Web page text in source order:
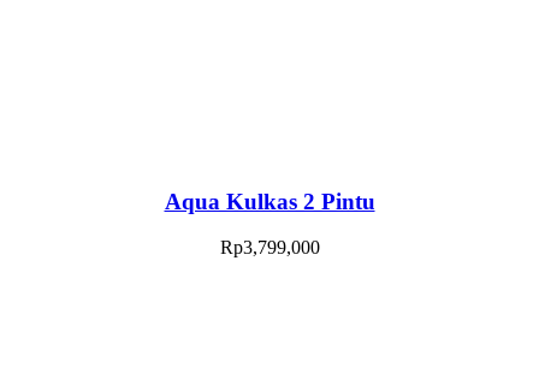
Aqua Kulkas 2 Pintu
Rp3,799,000